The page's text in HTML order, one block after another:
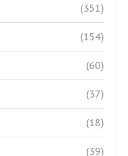
(351)
(154)
(60)
(37)
(18)
(39)